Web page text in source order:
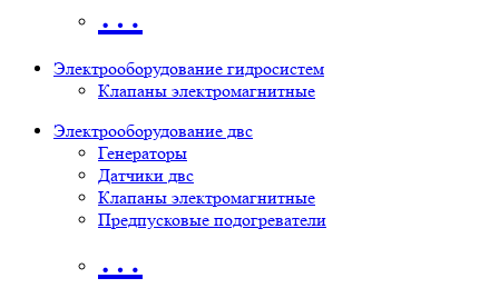
…
Электрооборудование гидросистем
Клапаны электромагнитные
Электрооборудование двс
Генераторы
Датчики двс
Клапаны электромагнитные
Предпусковые подогреватели
…